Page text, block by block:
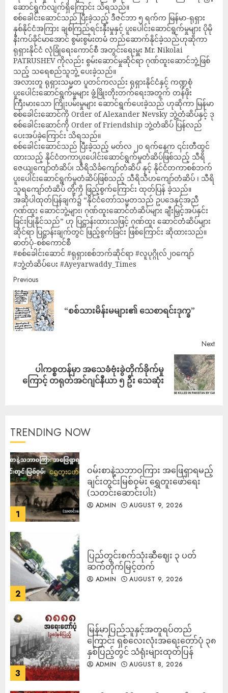
ဆောင်ရွက်လျက်ရှိကြောင်း သိရသည်။
စစ်ခေါင်းဆောင်သည် ပြီးခဲ့သည့် ဒီဇင်ဘာ ၅ ရက်က မြန်မာ-ရုရှား
နှစ်နိုင်ငံအကြား ချစ်ကြည်ရင်းနှီးမှုနှင့် ပူးပေါင်းဆောင်ရွက်မှုများ ပိုမို
နီးကပ်ခိုင်မာအောင် စွမ်းစွမ်းတမံ တည်ဆောက်နိုင်ခဲ့သည်ဟုဆိုကာ
ရုရှားနိုင်ငံ လုံခြုံရေးကောင်စီ အတွင်းရေးမှူး Mr. Nikolai
PATRUSHEV ကိုလည်း စွမ်းဆောင်မှုဆိုင်ရာ ဂုဏ်ထူးဆောင်ဘွဲ့ဖြစ်
သည့် သရေစည်သူဘွဲ့ ပေးခဲ့သည်။
အလားတူ ရုရှားသမ္မတ ပူတင်ကလည်း ရုရှားနိုင်ငံနှင့် ကဏ္ဍစုံ
ပူးပေါင်းဆောင်ရွက်မှုများ ဖွံ့ဖြိုးတိုးတက်ရေးအတွက် တန်ဖိုး
ကြီးမားသော ကြိုးပမ်းမှုများ ဆောင်ရွက်ပေးခဲ့သည် ဟုဆိုကာ မြန်မာ
စစ်ခေါင်းဆောင်ကို Order of Alexander Nevsky ဘွဲ့တံဆိပ်နှင့် ဒု
စစ်ခေါင်းဆောင်ကို Order of Friendship ဘွဲ့တံဆိပ် ပြန်လည်
ပေးအပ်ခဲ့ကြောင်း သိရသည်။
စစ်ခေါင်းဆောင်သည် ပြီးခဲ့သည့် မတ်လ ၂၀ ရက်နေ့က ၎င်းတီထွင်
ထားသည့် နိုင်ငံတကာပူးပေါင်းဆောင်ရွက်မှုတံဆိပ်ဖြစ်သည့် သီရိ
ဇေယျကျော်တံဆိပ်၊ သီရိသိင်္ခကျော်တံဆိပ် နှင့် နိုင်ငံတကာစစ်ဘက်
ပူးပေါင်းဆောင်ရွက်မှုတံဆိပ်ဖြစ်သည့် သီရိသီဟကျော်တံဆိပ် ၊ သီရိ
သူရကျော်တံဆိပ် တို့ကို ဖြည့်စွက်ကြောင်း ထုတ်ပြန် ခဲ့သည်။
အဆိုပါထုတ်ပြန်ချက်၌ “နိုင်ငံတော်သမ္မတသည် ဥပဒေနှင့်အညီ
ဂုဏ်ထူး ဆောင်ဘွဲ့များ၊ ဂုဏ်ထူးဆောင်တံဆိပ်များ ချီးမြှင့်အပ်နှင်း
ခြင်းပြုနိုင်သည်” ဟု ပြဋ္ဌာန်းထားသဖြင့် ဂုဏ်ထူး ဆောင်တံဆိပ်များ
ဆိုင်ရာ ပြဋ္ဌာန်းချက်တွင် ဖြည့်စွက်ခြင်း ဖြစ်ကြောင်း ဆိုထားသည်။
ဓာတ်ပုံ-စစ်ကောင်စီ
#စစ်ခေါင်းဆောင် #ရုရှားစစ်ဘက်ဆိုင်ရာ #လူပုဂ္ဂိုလ်၂၀ကျော်
#ဘွဲ့တံဆိပ်ပေး #Ayeyarwaddy_Times
Previous
“စစ်သားမိန်းမများ၏ သေစာရင်းဒုက္ခ”
Next
ပါကစ္စတန်မှာ အသေခံဗုံးခွဲတိုက်ခိုက်မှု
ကြောင့် တရုတ်အင်ဂျင်နီယာ ၅ ဦး သေဆုံး
TRENDING NOW
1
ဝမ်းစာနဲ့သဘာဝကြား အဖြေရှာရမည့်
ချင်းတွင်းမြစ်ဝှမ်း ရွှေတူးဖော်ရေး
(သတင်းဆောင်းပါး)
ADMIN AUGUST 9, 2026
2
ပြည်တွင်းစက်သုံးဆီဈေး ၃ ပတ်
ဆက်တိုက်မြင့်တက်
ADMIN AUGUST 9, 2026
3
မြန်မာပြည်သူနှင့်အတူရပ်တည်
ကြောင်း ရှစ်လေးလုံးအရေးတော်ပုံ ၃၈
နှစ်ပြည့်တွင် သံရုံးများထုတ်ပြန်
ADMIN AUGUST 8, 2026